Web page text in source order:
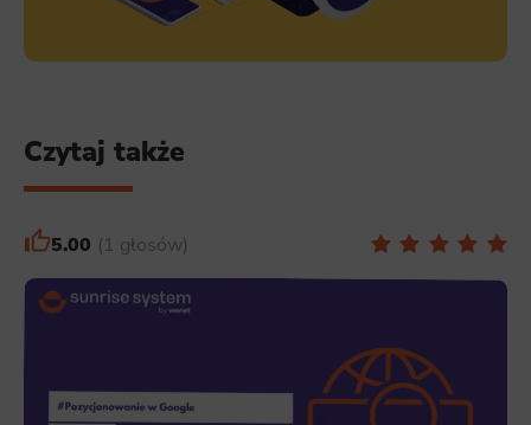
Czytaj także
5.00 1 głosów